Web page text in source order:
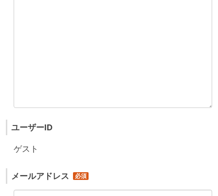
ユーザーID
ゲスト
メールアドレス